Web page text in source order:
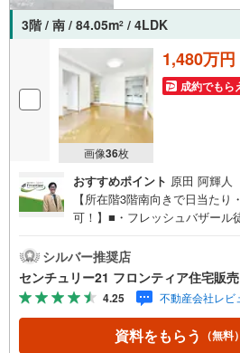
3階 / 南 / 84.05m2 / 4LDK
画像36枚
1,480万円
成約でもら
おすすめポイント 原田 阿輝人
【所在階3階南向きで日当た
可！】■・フレッシュバザール
眺望良好です！■ドン・キホー
特徴・リビングと6帖の和室の
けます・来客用やシアタールー
して頂けます・窓がたくさんあ
す・公園も近くにあるのでお
よ！・閑静な住宅街で街並み
シルバー推奨店
センチュリー21 フロンティア住宅販
4.25 不動産会社レビ
資料をもらう （無料）